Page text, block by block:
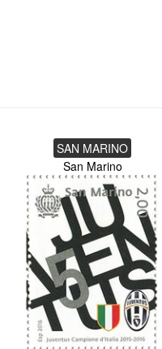
SAN MARINO
San Marino